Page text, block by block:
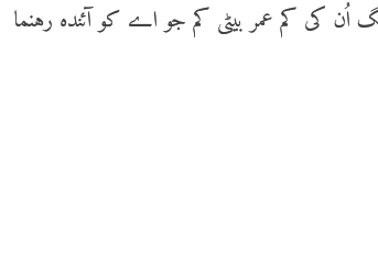
اُن کی کم عمر بیٹی کم جو اے کو آئندہ رہنما